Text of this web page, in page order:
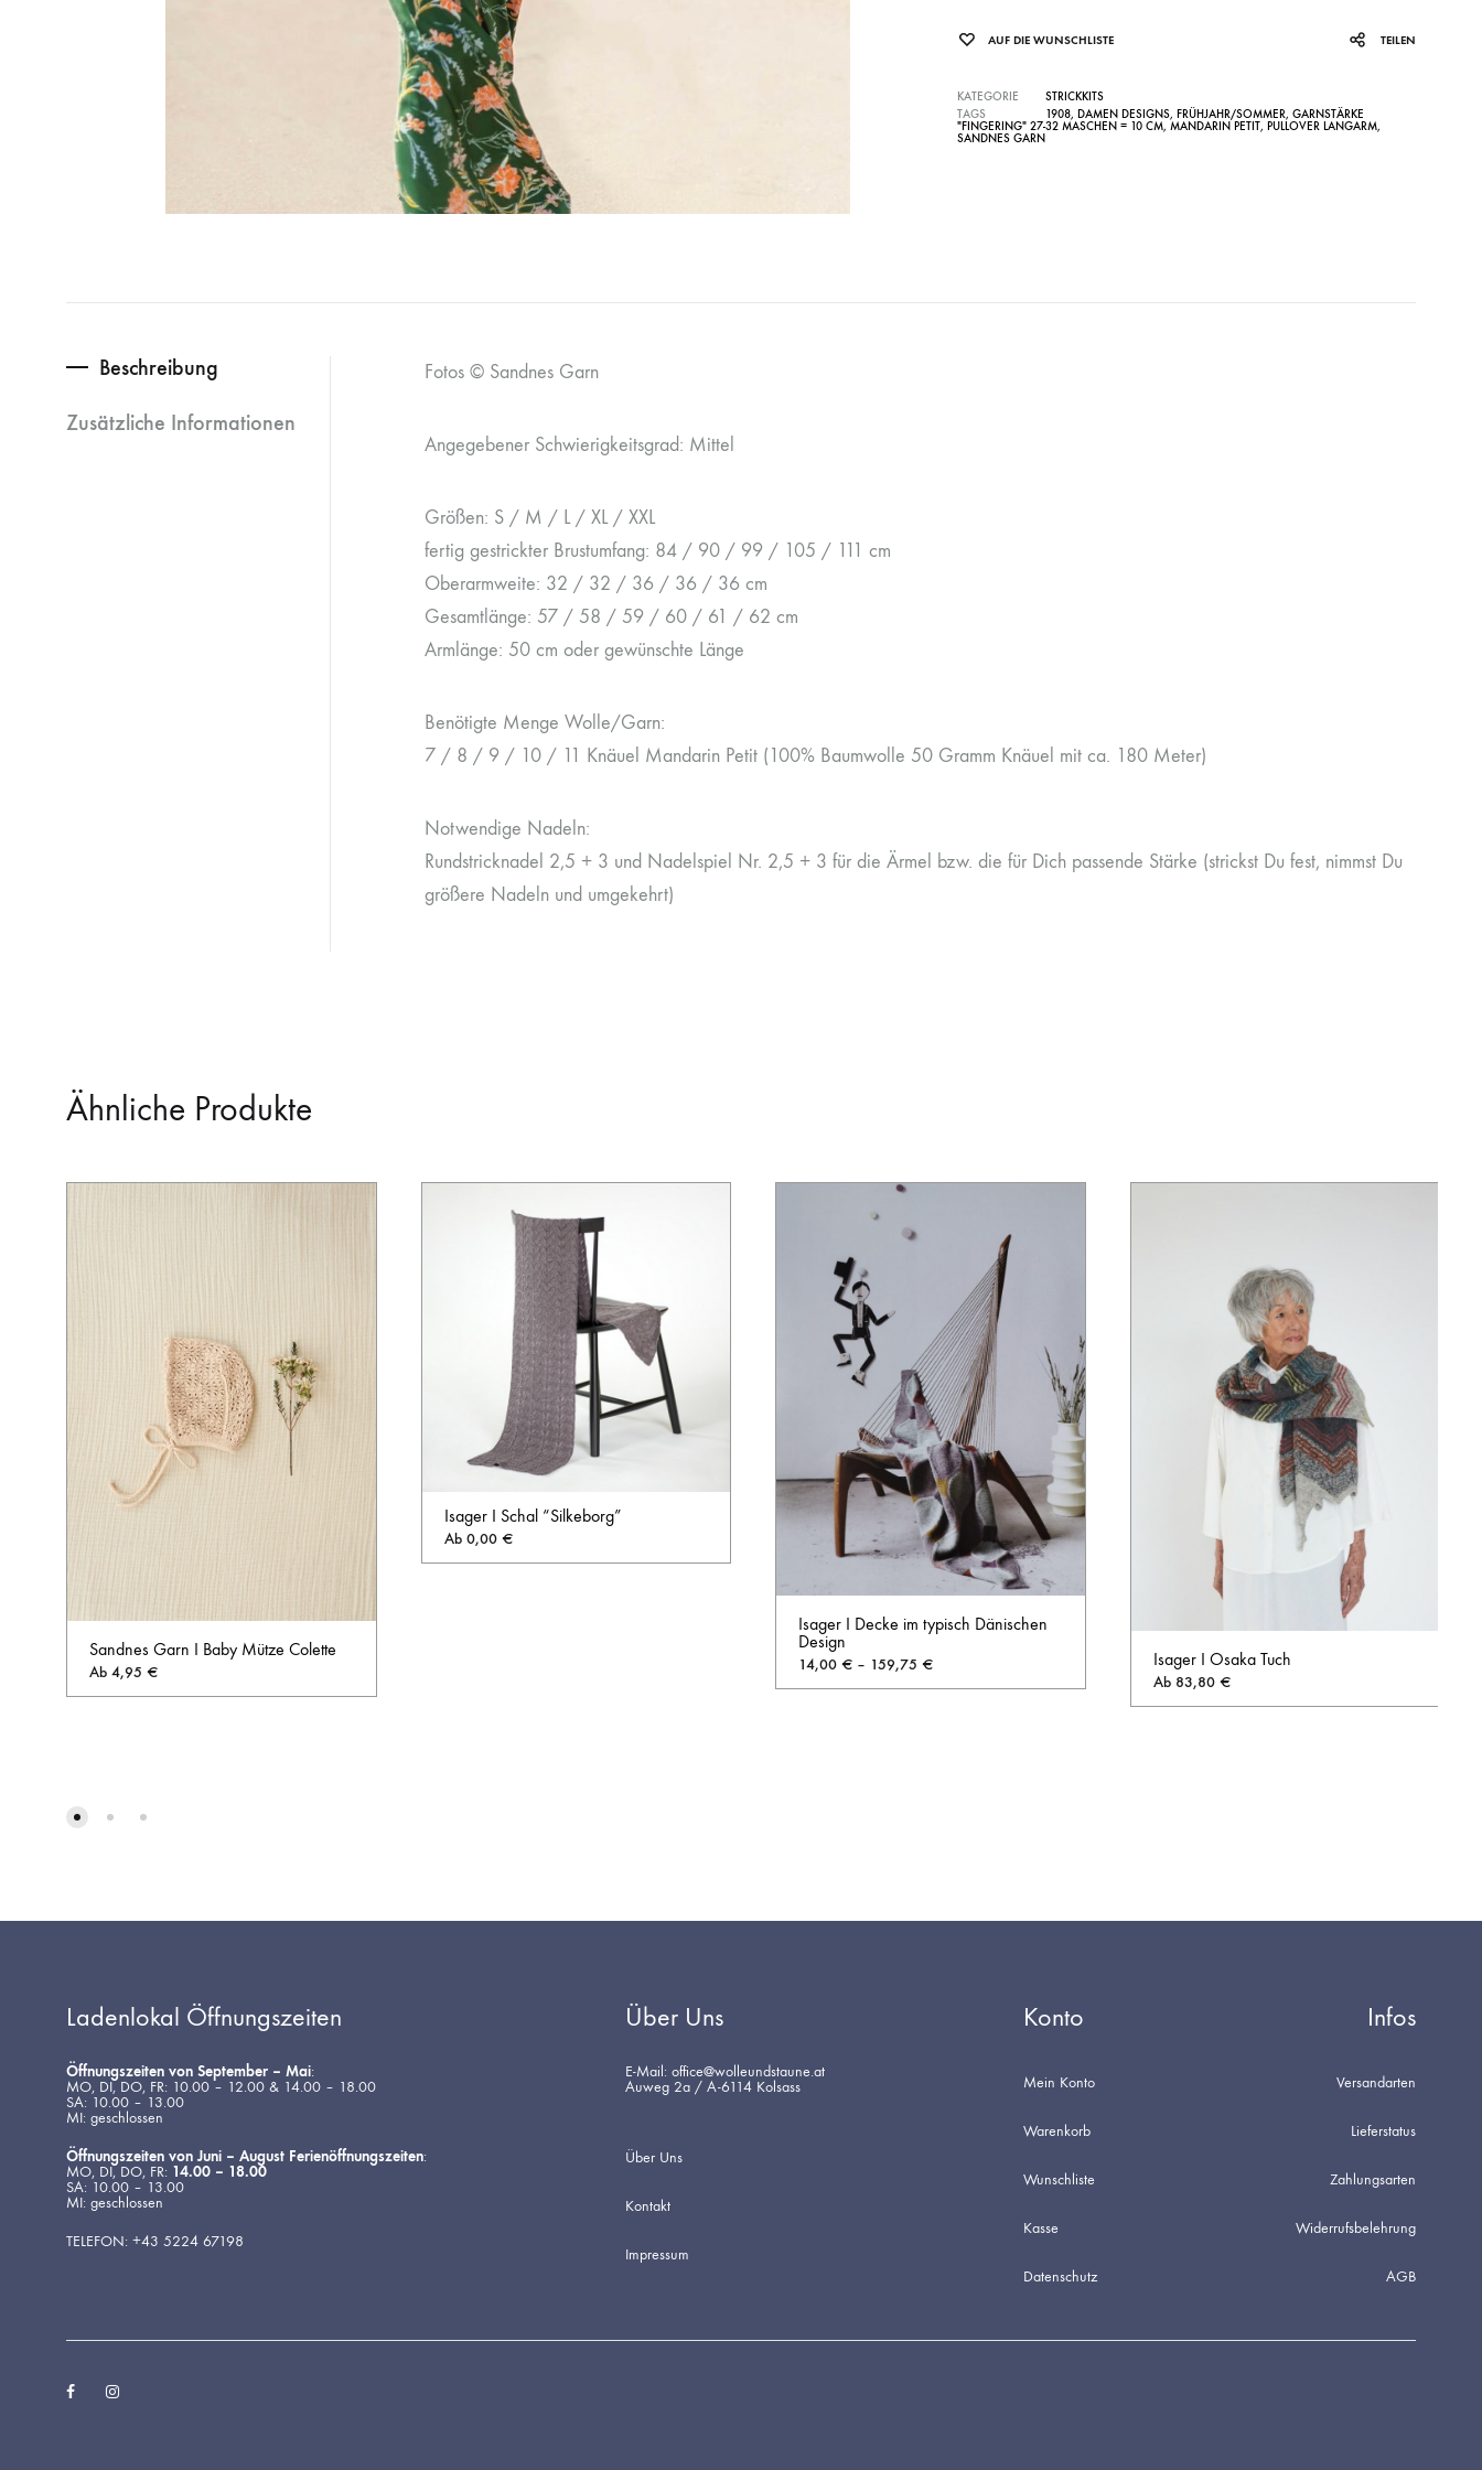
AUF DIE WUNSCHLISTE TEILEN
KATEGORIE
STRICKKITS
TAGS
1908, DAMEN DESIGNS, FRÜHJAHR/SOMMER, GARNSTÄRKE
"FINGERING" 27-32 MASCHEN = 10 CM, MANDARIN PETIT, PULLOVER LANGARM,
SANDNES GARN
Beschreibung
Zusätzliche Informationen
Fotos © Sandnes Garn
Angegebener Schwierigkeitsgrad: Mittel
Größen: S / M / L / XL / XXL
fertig gestrickter Brustumfang: 84 / 90 / 99 / 105 / 111 cm
Oberarmweite: 32 / 32 / 36 / 36 / 36 cm
Gesamtlänge: 57 / 58 / 59 / 60 / 61 / 62 cm
Armlänge: 50 cm oder gewünschte Länge
Benötigte Menge Wolle/Garn:
7 / 8 / 9 / 10 / 11 Knäuel Mandarin Petit (100% Baumwolle 50 Gramm Knäuel mit ca. 180 Meter)
Notwendige Nadeln:
Rundstricknadel 2,5 + 3 und Nadelspiel Nr. 2,5 + 3 für die Ärmel bzw. die für Dich passende Stärke (strickst Du fest, nimmst Du
größere Nadeln und umgekehrt)
Ähnliche Produkte
Sandnes Garn I Baby Mütze Colette
Ab 4,95 €
Isager I Schal “Silkeborg”
Ab 0,00 €
WUNSCHLISTE
Isager I Decke im typisch Dänischen
Design
14,00€ – 159,75€ Isager I Osaka Tuch
Ab 83,80 €
Ladenlokal Öffnungszeiten
Öffnungszeiten von September – Mai:
MO, DI, DO, FR: 10.00 – 12.00 & 14.00 – 18.00
SA: 10.00 – 13.00
MI: geschlossen
Öffnungszeiten von Juni – August Ferienöffnungszeiten:
MO, DI, DO, FR: 14.00 – 18.00
SA: 10.00 – 13.00
MI: geschlossen
TELEFON: +43 5224 67198
Über Uns
E-Mail: office@wolleundstaune.at
Auweg 2a / A-6114 Kolsass
Über Uns
Kontakt
Impressum
Konto
Mein Konto
Warenkorb
Wunschliste
Kasse
Datenschutz
Infos
Versandarten
Lieferstatus
Zahlungsarten
Widerrufsbelehrung
AGB
FacebookInstagram